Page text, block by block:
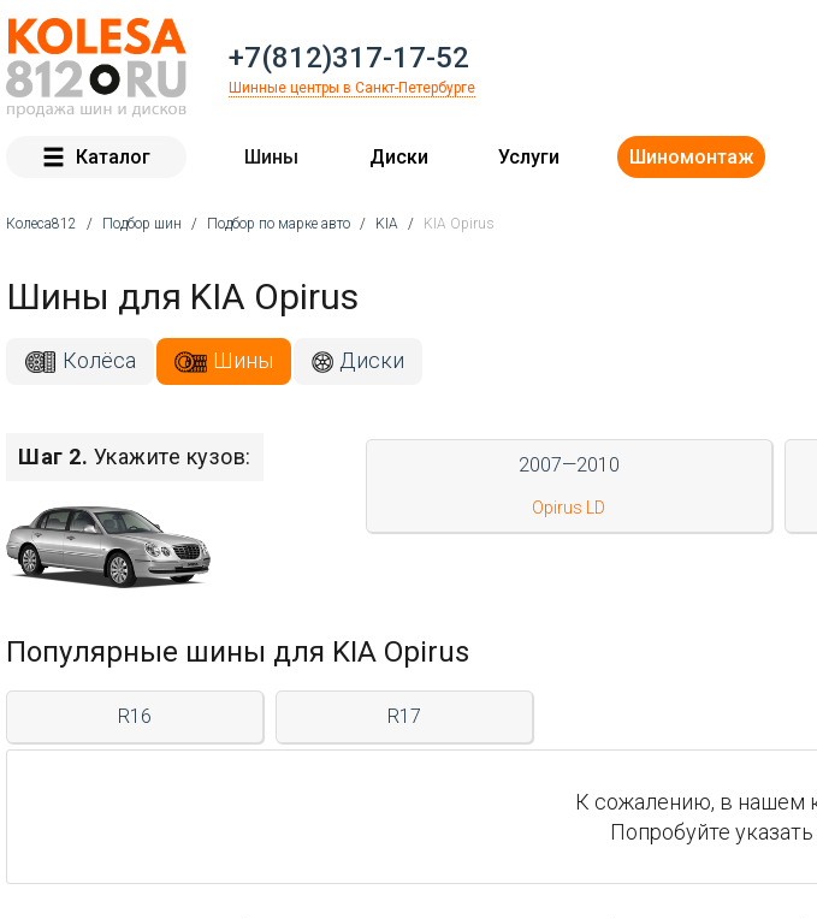
+7(812)317-17-52
Шинные центры в Санкт-Петербурге
Каталог Шины Диски Услуги Шиномонтаж
Колеса812 / Подбор шин / Подбор по марке авто / KIA / KIA Opirus
Шины для KIA Opirus
Колёса Шины Диски
Шаг 2. Укажите кузов: 2007—2010
Opirus LD
Популярные шины для KIA Opirus
R16 R17
К сожалению, в нашем
Попробуйте